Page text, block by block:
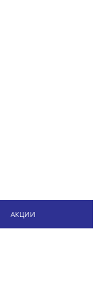
АКЦИИ